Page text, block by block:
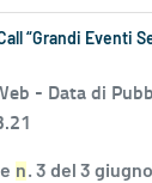
“Grandi Eventi
- Data di
n. 3 del 3